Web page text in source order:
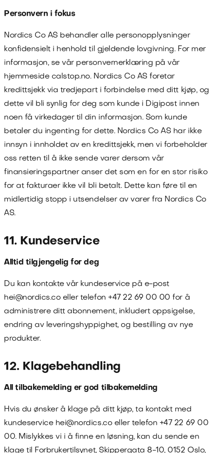
Personvern i fokus
Nordics Co AS behandler alle personopplysninger
konfidensielt i henhold til gjeldende lovgivning. For mer
informasjon, se vår personvernerklæring på vår
hjemmeside calstop.no. Nordics Co AS foretar
kredittsjekk via tredjepart i forbindelse med ditt kjøp, og
dette vil bli synlig for deg som kunde i Digipost innen
noen få virkedager til din informasjon. Som kunde
betaler du ingenting for dette. Nordics Co AS har ikke
innsyn i innholdet av en kredittsjekk, men vi forbeholder
oss retten til å ikke sende varer dersom vår
finansieringspartner anser det som en for en stor risiko
for at fakturaer ikke vil bli betalt. Dette kan føre til en
midlertidig stopp i utsendelser av varer fra Nordics Co
AS.
11. Kundeservice
Alltid tilgjengelig for deg
Du kan kontakte vår kundeservice på e-post
hei@nordics.coeller telefon+47 22 69 00 00 for å
administrere ditt abonnement, inkludert oppsigelse,
endring av leveringshyppighet, og bestilling av nye
produkter.
12. Klagebehandling
All tilbakemelding er god tilbakemelding
Hvis du ønsker å klage på ditt kjøp, ta kontakt med
kundeservice hei@nordics.coeller telefon +47 22 69 00
00. Mislykkes vi i å finne en løsning, kan du sende en
klage til Forbrukertilsynet, Skippergata 8-10, 0152 Oslo,